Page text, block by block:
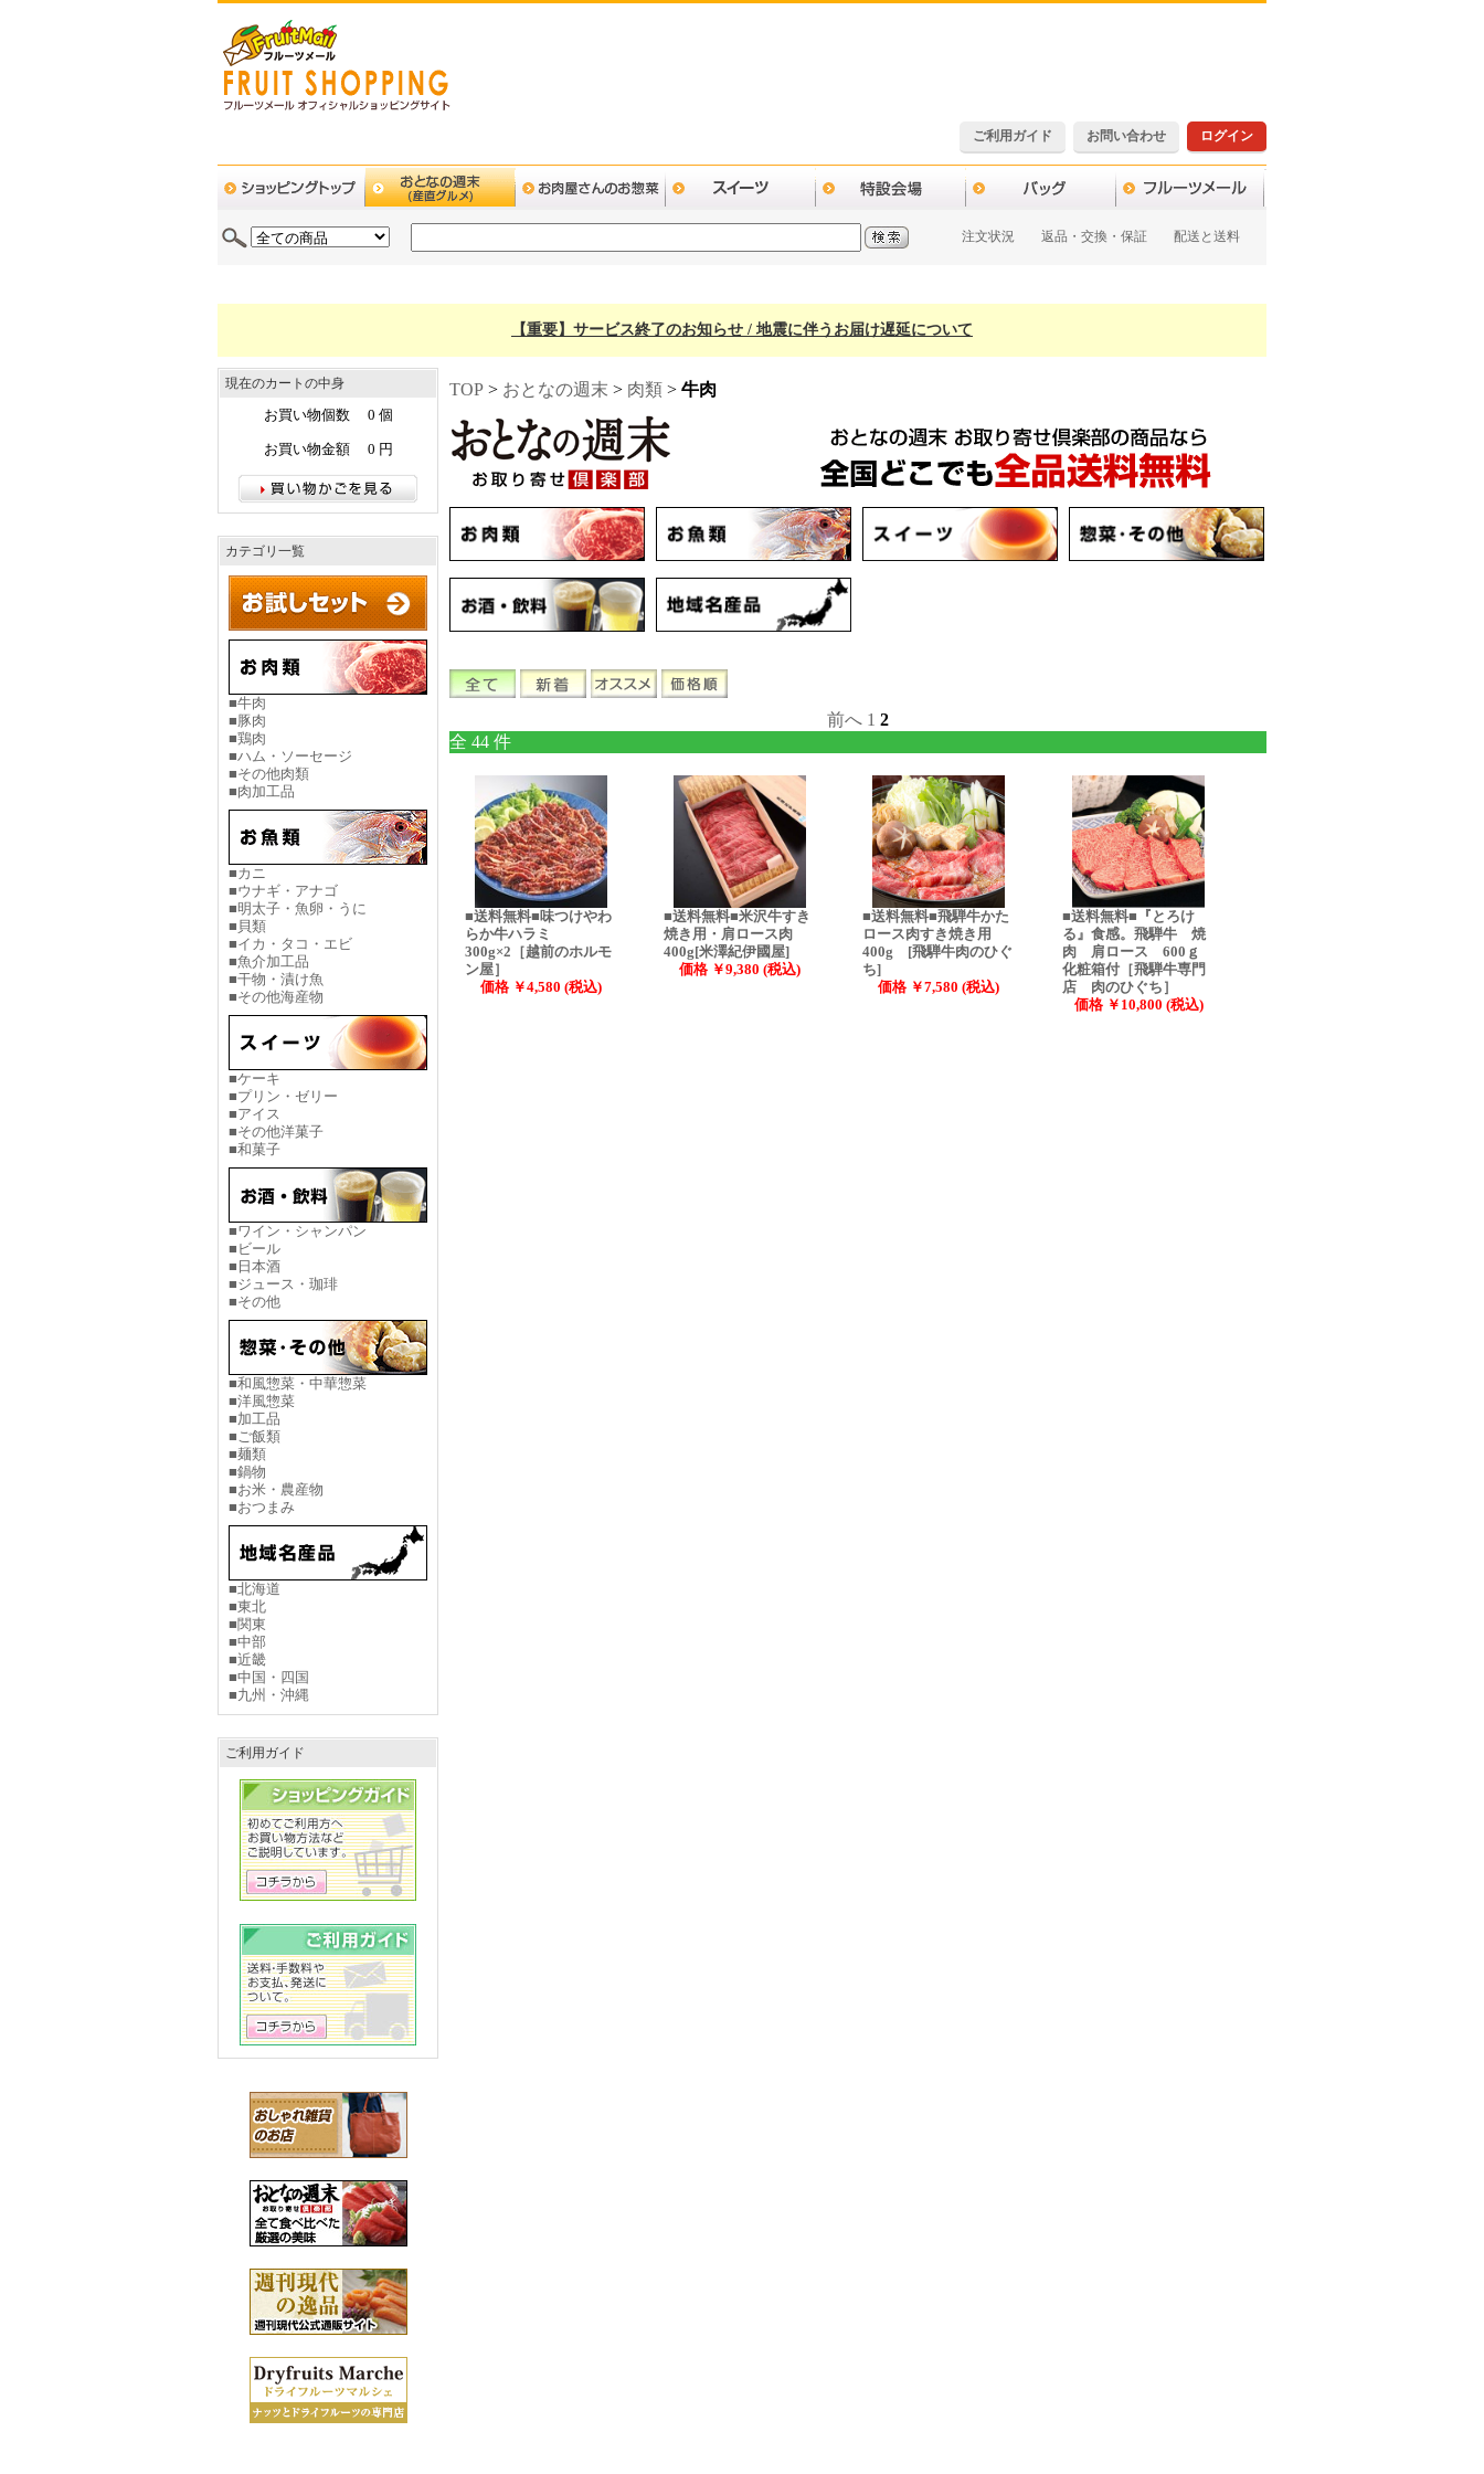
ご利用ガイド お問い合わせ ログイン
注文状況 返品・交換・保証 配送と送料
【重要】サービス終了のお知らせ / 地震に伴うお届け遅延について
現在のカートの中身
お買い物個数 0 個
お買い物金額 0 円
カテゴリ一覧
■牛肉
■豚肉
■鶏肉
■ハム・ソーセージ
■その他肉類
■肉加工品
■カニ
■ウナギ・アナゴ
■明太子・魚卵・うに
■貝類
■イカ・タコ・エビ
■魚介加工品
■干物・漬け魚
■その他海産物
■ケーキ
■プリン・ゼリー
■アイス
■その他洋菓子
■和菓子
■ワイン・シャンパン
■ビール
■日本酒
■ジュース・珈琲
■その他
■和風惣菜・中華惣菜
■洋風惣菜
■加工品
■ご飯類
■麺類
■鍋物
■お米・農産物
■おつまみ
■北海道
■東北
■関東
■中部
■近畿
■中国・四国
■九州・沖縄
ご利用ガイド
TOP > おとなの週末 > 肉類 > 牛肉
前へ 1 2
全 44 件
■送料無料■味つけやわ
らか牛ハラミ
300g×2［越前のホルモ
ン屋］
価格 ￥4,580 (税込)
■送料無料■米沢牛すき
焼き用・肩ロース肉
400g[米澤紀伊國屋]
価格 ￥9,380 (税込)
■送料無料■飛騨牛かた
ロース肉すき焼き用
400g [飛騨牛肉のひぐ
ち]
価格 ￥7,580 (税込)
■送料無料■『とろけ
る』食感。飛騨牛 焼
肉 肩ロース 600ｇ
化粧箱付［飛騨牛専門
店 肉のひぐち］
価格 ￥10,800 (税込)